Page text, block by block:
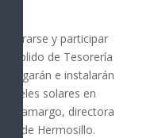
y participar
de Tesorería
e instalarán
solares en
Camargo, directora
de Hermosillo.